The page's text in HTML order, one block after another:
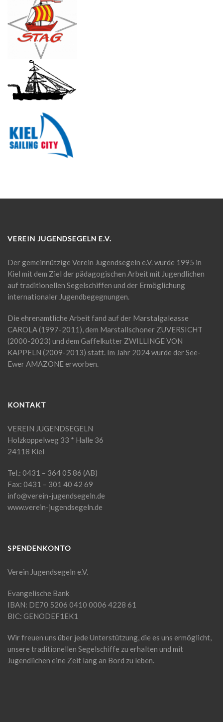
VEREIN JUGENDSEGELN E.V.
Der gemeinnützige Verein Jugendsegeln e.V. wurde 1995 in
Kiel mit dem Ziel der pädagogischen Arbeit mit Jugendlichen
auf traditionellen Segelschiffen und der Ermöglichung
internationaler Jugendbegegnungen.
Die ehrenamtliche Arbeit fand auf der Marstalgaleasse
CAROLA (1997-2011), dem Marstallschoner ZUVERSICHT
(2000-2023) und dem Gaffelkutter ZWILLINGE VON
KAPPELN (2009-2013) statt. Im Jahr 2024 wurde der See-
Ewer AMAZONE erworben.
KONTAKT
VEREIN JUGENDSEGELN
Holzkoppelweg 33 * Halle 36
24118 Kiel
Tel.: 0431 – 364 05 86 (AB)
Fax: 0431 – 301 40 42 69
info@verein-jugendsegeln.de
www.verein-jugendsegeln.de
SPENDENKONTO
Verein Jugendsegeln e.V.
Evangelische Bank
IBAN: DE70 5206 0410 0006 4228 61
BIC: GENODEF1EK1
Wir freuen uns über jede Unterstützung, die es uns ermöglicht,
unsere traditionellen Segelschiffe zu erhalten und mit
Jugendlichen eine Zeit lang an Bord zu leben.